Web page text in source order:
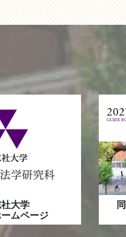
社大学
ムページ